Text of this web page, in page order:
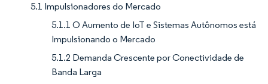
5.1 Impulsionadores do Mercado
5.1.1 O Aumento de IoT e Sistemas Autônomos está
Impulsionando o Mercado
5.1.2 Demanda Crescente por Conectividade de
Banda Larga